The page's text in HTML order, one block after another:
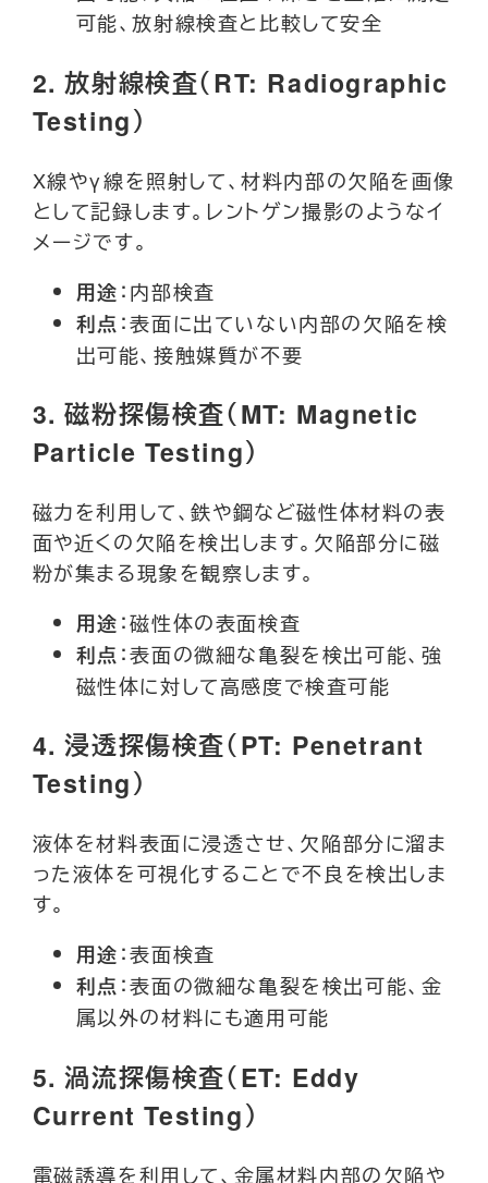
可能、放射線検査と比較して安全
2.放射線検査（RT: Radiographic
Testing）
X線やγ線を照射して、材料内部の欠陥を画像
として記録します。レントゲン撮影のようなイ
メージです。
用途：内部検査
利点 ：表面に出ていない内部の欠陥を検
出可能、接触媒質が不要
3.磁粉探傷検査（MT: Magnetic
Particle Testing）
磁力を利用して、鉄や鋼など磁性体材料の表
面や近くの欠陥を検出します。欠陥部分に磁
粉が集まる現象を観察します。
用途：磁性体の表面検査
利点 ：表面の微細な亀裂を検出可能、強
磁性体に対して高感度で検査可能
4.浸透探傷検査（PT: Penetrant
Testing）
液体を材料表面に浸透させ、欠陥部分に溜ま
った液体を可視化することで不良を検出しま
す。
用途：表面検査
利点：表面の微細な亀裂を検出可能、金
属以外の材料にも適用可能
5.渦流探傷検査（ET: Eddy
Current Testing）
電磁誘導を利用して、金属材料内部の欠陥や